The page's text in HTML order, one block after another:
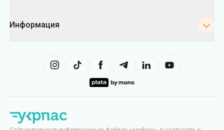
Информация